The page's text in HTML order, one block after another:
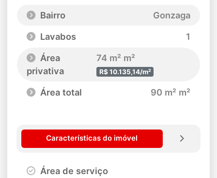
Bairro
Gonzaga
Lavabos
1
Área
privativa
74 m² m²
R$ 10.135,14/m²
Área total 90 m² m²
Características do imóvel
Área de serviço